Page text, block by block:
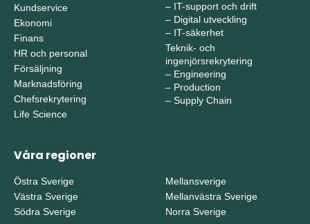
Kundservice
Ekonomi
Finans
HR och personal
Försäljning
Marknadsföring
Chefsrekrytering
Life Science
– IT-support och drift
– Digital utveckling
– IT-säkerhet
Teknik- och
ingenjörsrekrytering
– Engineering
– Production
– Supply Chain
Våra regioner
Östra Sverige
Västra Sverige
Södra Sverige
Mellansverige
Mellanvästra Sverige
Norra Sverige